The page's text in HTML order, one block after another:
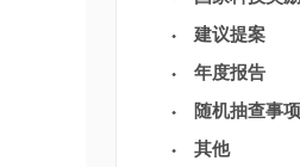
建议提案
年度报告
随机抽查事项
其他